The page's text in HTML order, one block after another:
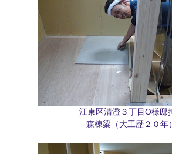
江東区清澄３丁目O様邸
森棟梁（大工歴２０年）